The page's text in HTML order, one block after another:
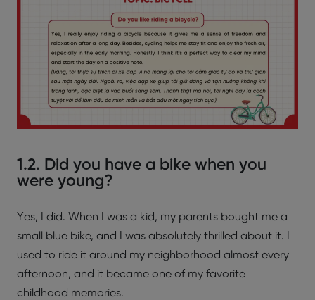
1.2. Did you have a bike when you
were young?
Yes, I did. When I was a kid, my parents bought me a
small blue bike, and I was absolutely thrilled about it. I
used to ride it around my neighborhood almost every
afternoon, and it became one of my favorite
childhood memories.